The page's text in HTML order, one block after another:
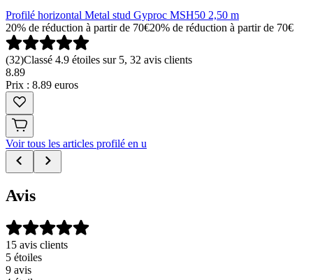
Profilé horizontal Metal stud Gyproc MSH50 2,50 m
20% de réduction à partir de 70€20% de réduction à partir de 70€
(32)Classé 4.9 étoiles sur 5, 32 avis clients
8.89
Prix : 8.89 euros
Voir tous les articles profilé en u
Avis
15 avis clients
5 étoiles
9 avis